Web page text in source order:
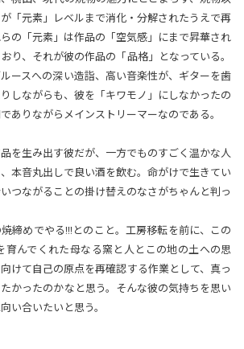
「元素」レベルまで消化・分解されたうえで再
の「元素」は作品の「空気感」にまで昇華され
り、それが彼の作品の「品格」となっている。
ースへの深い造詣、高い音楽性が、ギターを歯
しながらも、彼を「キワモノ」にしなかったの
ありながらメインストリーマーなのである。
を生み出す彼だが、一方でものすごく温かな人
本音丸出しで良い酒を飲む。命がけで生きてい
つながることの掛け替えのなさがちゃんと判っ
締めでやる!!!とのこと。工房移転を前に、この
育んでくれた母なる窯と人とこの地の土への思
けて自己の原点を再確認する作業として、真っ
かったのかなと思う。そんな彼の気持ちを思い
い合いたいと思う。